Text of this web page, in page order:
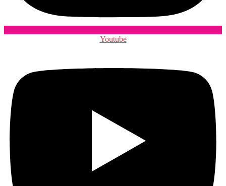
Youtube